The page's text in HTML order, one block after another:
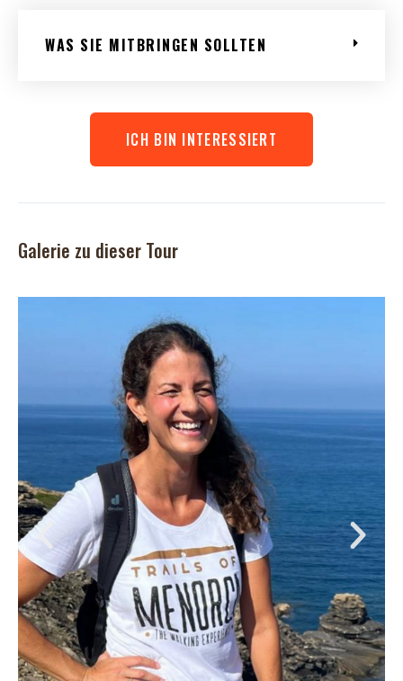
WAS SIE MITBRINGEN SOLLTEN
ICH BIN INTERESSIERT
Galerie zu dieser Tour